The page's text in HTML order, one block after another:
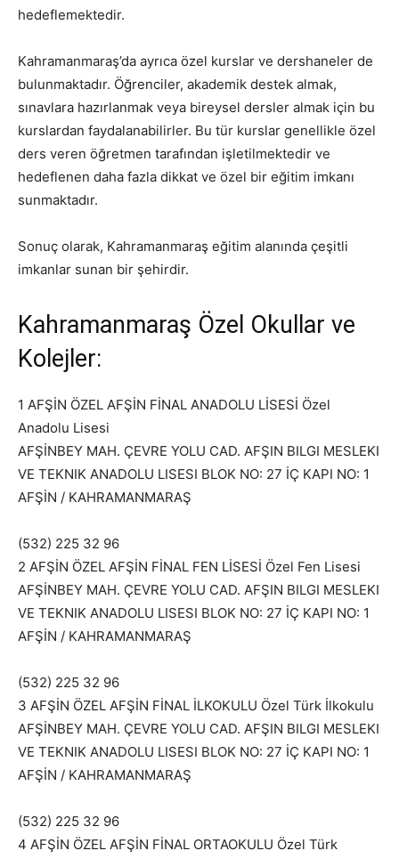
hedeflemektedir.
Kahramanmaraş’da ayrıca özel kurslar ve dershaneler de
bulunmaktadır. Öğrenciler, akademik destek almak,
sınavlara hazırlanmak veya bireysel dersler almak için bu
kurslardan faydalanabilirler. Bu tür kurslar genellikle özel
ders veren öğretmen tarafından işletilmektedir ve
hedeflenen daha fazla dikkat ve özel bir eğitim imkanı
sunmaktadır.
Sonuç olarak, Kahramanmaraş eğitim alanında çeşitli
imkanlar sunan bir şehirdir.
Kahramanmaraş Özel Okullar ve
Kolejler:
1 AFŞİN ÖZEL AFŞİN FİNAL ANADOLU LİSESİ Özel
Anadolu Lisesi
AFŞİNBEY MAH. ÇEVRE YOLU CAD. AFŞIN BILGI MESLEKI
VE TEKNIK ANADOLU LISESI BLOK NO: 27 İÇ KAPI NO: 1
AFŞİN / KAHRAMANMARAŞ
(532) 225 32 96
2 AFŞİN ÖZEL AFŞİN FİNAL FEN LİSESİ Özel Fen Lisesi
AFŞİNBEY MAH. ÇEVRE YOLU CAD. AFŞIN BILGI MESLEKI
VE TEKNIK ANADOLU LISESI BLOK NO: 27 İÇ KAPI NO: 1
AFŞİN / KAHRAMANMARAŞ
(532) 225 32 96
3 AFŞİN ÖZEL AFŞİN FİNAL İLKOKULU Özel Türk İlkokulu
AFŞİNBEY MAH. ÇEVRE YOLU CAD. AFŞIN BILGI MESLEKI
VE TEKNIK ANADOLU LISESI BLOK NO: 27 İÇ KAPI NO: 1
AFŞİN / KAHRAMANMARAŞ
(532) 225 32 96
4 AFŞİN ÖZEL AFŞİN FİNAL ORTAOKULU Özel Türk